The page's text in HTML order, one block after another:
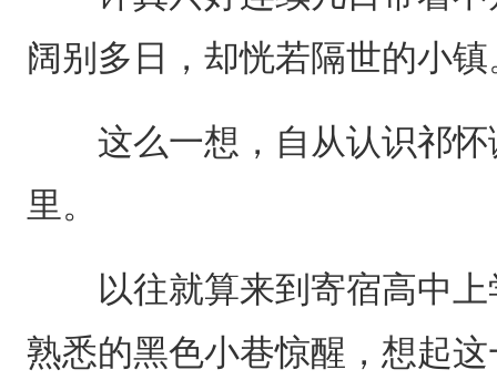
阔别多日，却恍若隔世的小镇
这么一想，自从认识祁怀
里。
以往就算来到寄宿高中上
熟悉的黑色小巷惊醒，想起